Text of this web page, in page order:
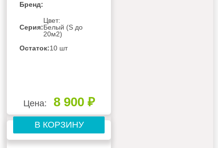
Бренд:
Серия:
Цвет:
Белый (S до
20м2)
Остаток:10 шт
Цена: 8 900 ₽
В КОРЗИНУ